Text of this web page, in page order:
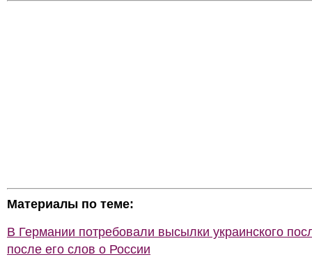
Материалы по теме:
В Германии потребовали высылки украинского
после его слов о России